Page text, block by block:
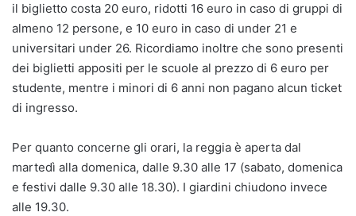
il biglietto costa 20 euro, ridotti 16 euro in caso di gruppi di
almeno 12 persone, e 10 euro in caso di under 21 e
universitari under 26. Ricordiamo inoltre che sono presenti
dei biglietti appositi per le scuole al prezzo di 6 euro per
studente, mentre i minori di 6 anni non pagano alcun ticket
di ingresso.
Per quanto concerne gli orari, la reggia è aperta dal
martedì alla domenica, dalle 9.30 alle 17 (sabato, domenica
e festivi dalle 9.30 alle 18.30). I giardini chiudono invece
alle 19.30.